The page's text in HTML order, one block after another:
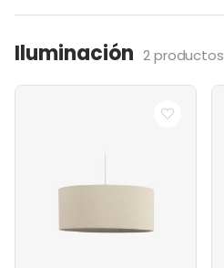
Iluminación 2 productos